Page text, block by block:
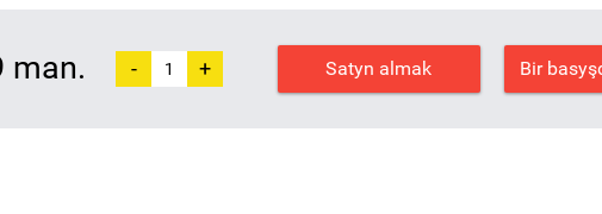
man. - + Satyn almak Bir